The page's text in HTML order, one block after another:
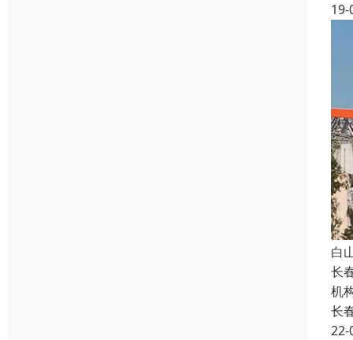
19-
白
长
机
长
22-